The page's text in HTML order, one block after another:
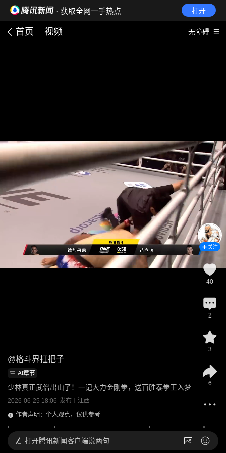
· 获取全网一手热点 打开
首页 视频 无障碍
@格斗界扛把子
AI章节
少林真正武僧出山了！一记大力金刚拳，送百胜泰拳王入梦
2026-06-25 18:06 发布于江西
作者声明：个人观点，仅供参考
关注
40
2
3
6
打开腾讯新闻客户端说两句